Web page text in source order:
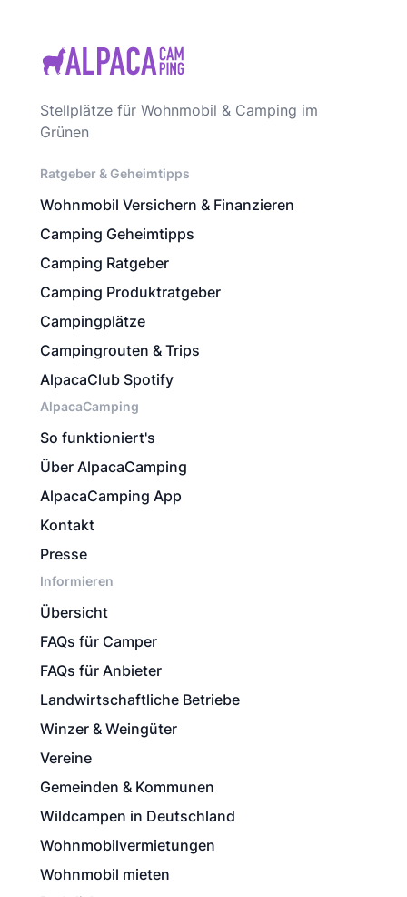
Stellplätze für Wohnmobil & Camping im
Grünen
Ratgeber & Geheimtipps
Wohnmobil Versichern & Finanzieren
Camping Geheimtipps
Camping Ratgeber
Camping Produktratgeber
Campingplätze
Campingrouten & Trips
AlpacaClub Spotify
AlpacaCamping
So funktioniert's
Über AlpacaCamping
AlpacaCamping App
Kontakt
Presse
Informieren
Übersicht
FAQs für Camper
FAQs für Anbieter
Landwirtschaftliche Betriebe
Winzer & Weingüter
Vereine
Gemeinden & Kommunen
Wildcampen in Deutschland
Wohnmobilvermietungen
Wohnmobil mieten